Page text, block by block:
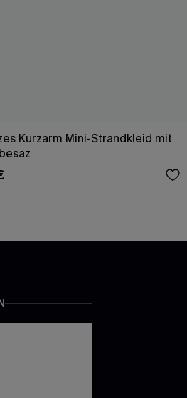
Kurzarm Mini-Strandkleid mit